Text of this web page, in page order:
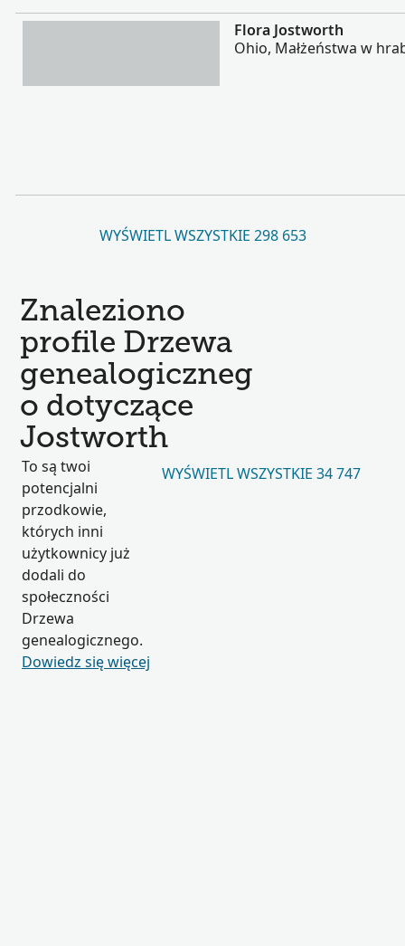
Więcej
Flora Jostworth
Ohio, Małżeństwa w
WYŚWIETL WSZYSTKIE 298 653
Znaleziono
profile Drzewa
genealogiczneg
o dotyczące
Jostworth
To są twoi
potencjalni
przodkowie,
których inni
użytkownicy już
dodali do
społeczności
Drzewa
genealogicznego.
Dowiedz się więcej
WYŚWIETL WSZYSTKIE 34 747